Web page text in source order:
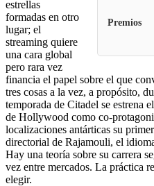
Premios
estrellas
formadas en otro
lugar; el
streaming quiere
una cara global
pero rara vez
financia el papel sobre el que
tres cosas a la vez, a propósito,
temporada de Citadel se estrena
de Hollywood como co-
localizaciones antárticas su
directorial de Rajamouli, el
Hay una teoría sobre su carrera
vez entre mercados. La práctica
elegir.